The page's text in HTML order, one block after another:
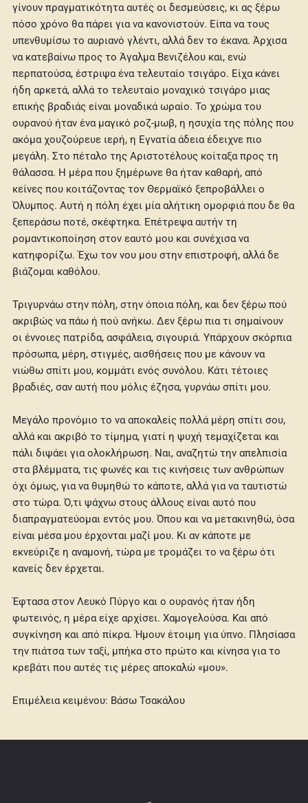
γίνουν πραγματικότητα αυτές οι δεσμεύσεις, κι ας ξέρω
πόσο χρόνο θα πάρει για να κανονιστούν. Είπα να τους
υπενθυμίσω το αυριανό γλέντι, αλλά δεν το έκανα. Άρχισα
να κατεβαίνω προς το Άγαλμα Βενιζέλου και, ενώ
περπατούσα, έστριψα ένα τελευταίο τσιγάρο. Είχα κάνει
ήδη αρκετά, αλλά το τελευταίο μοναχικό τσιγάρο μιας
επικής βραδιάς είναι μοναδικά ωραίο. Το χρώμα του
ουρανού ήταν ένα μαγικό ροζ-μωβ, η ησυχία της πόλης που
ακόμα χουζούρευε ιερή, η Εγνατία άδεια έδειχνε πιο
μεγάλη. Στο πέταλο της Αριστοτέλους κοίταξα προς τη
θάλασσα. Η μέρα που ξημέρωνε θα ήταν καθαρή, από
κείνες που κοιτάζοντας τον Θερμαϊκό ξεπροβάλλει ο
Όλυμπος. Αυτή η πόλη έχει μία αλήτικη ομορφιά που δε θα
ξεπεράσω ποτέ, σκέφτηκα. Επέτρεψα αυτήν τη
ρομαντικοποίηση στον εαυτό μου και συνέχισα να
κατηφορίζω. Έχω τον νου μου στην επιστροφή, αλλά δε
βιάζομαι καθόλου.
Τριγυρνάω στην πόλη, στην όποια πόλη, και δεν ξέρω πού
ακριβώς να πάω ή πού ανήκω. Δεν ξέρω πια τι σημαίνουν
οι έννοιες πατρίδα, ασφάλεια, σιγουριά. Υπάρχουν σκόρπια
πρόσωπα, μέρη, στιγμές, αισθήσεις που με κάνουν να
νιώθω σπίτι μου, κομμάτι ενός συνόλου. Κάτι τέτοιες
βραδιές, σαν αυτή που μόλις έζησα, γυρνάω σπίτι μου.
Μεγάλο προνόμιο το να αποκαλείς πολλά μέρη σπίτι σου,
αλλά και ακριβό το τίμημα, γιατί η ψυχή τεμαχίζεται και
πάλι διψάει για ολοκλήρωση. Ναι, αναζητώ την απελπισία
στα βλέμματα, τις φωνές και τις κινήσεις των ανθρώπων
όχι όμως, για να θυμηθώ το κάποτε, αλλά για να ταυτιστώ
στο τώρα. Ό,τι ψάχνω στους άλλους είναι αυτό που
διαπραγματεύομαι εντός μου. Όπου και να μετακινηθώ, όσα
είναι μέσα μου έρχονται μαζί μου. Κι αν κάποτε με
εκνεύριζε η αναμονή, τώρα με τρομάζει το να ξέρω ότι
κανείς δεν έρχεται.
Έφτασα στον Λευκό Πύργο και ο ουρανός ήταν ήδη
φωτεινός, η μέρα είχε αρχίσει. Χαμογελούσα. Και από
συγκίνηση και από πίκρα. Ήμουν έτοιμη για ύπνο. Πλησίασα
την πιάτσα των ταξί, μπήκα στο πρώτο και κίνησα για το
κρεβάτι που αυτές τις μέρες αποκαλώ «μου».
Επιμέλεια κειμένου: Βάσω Τσακάλου